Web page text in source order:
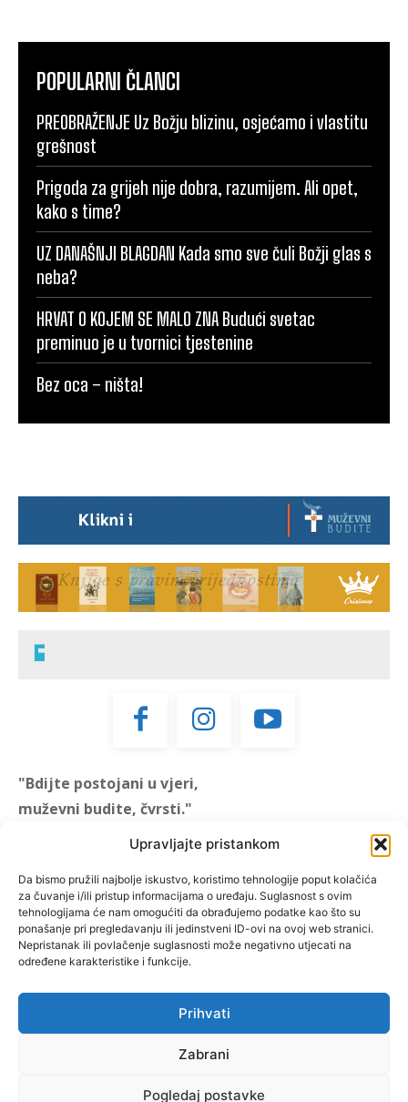
Upravljajte pristankom
Da bismo pružili najbolje iskustvo, koristimo tehnologije poput kolačića
za čuvanje i/ili pristup informacijama o uređaju. Suglasnost s ovim
tehnologijama će nam omogućiti da obrađujemo podatke kao što su
ponašanje pri pregledavanju ili jedinstveni ID-ovi na ovoj web stranici.
Nepristanak ili povlačenje suglasnosti može negativno utjecati na
određene karakteristike i funkcije.
Prihvati
Zabrani
Pogledaj postavke
POPULARNI ČLANCI
PREOBRAŽENJE Uz Božju blizinu, osjećamo i vlastitu
grešnost
Prigoda za grijeh nije dobra, razumijem. Ali opet,
kako s time?
UZ DANAŠNJI BLAGDAN Kada smo sve čuli Božji glas s
neba?
HRVAT O KOJEM SE MALO ZNA Budući svetac
preminuo je u tvornici tjestenine
Bez oca – ništa!
"Bdijte postojani u vjeri,
muževni budite, čvrsti."
"Muževni budite" prvi je
hrvatski portal za katoličke
muškarce koji pokušava
reafirmirati u današnje
vrijeme itekako narušen
biblijski koncept muževnosti,
koji pokušavamo osvijetliti iz
više aspekata, prigodnih
rubrika i poticajnih inicijativa.